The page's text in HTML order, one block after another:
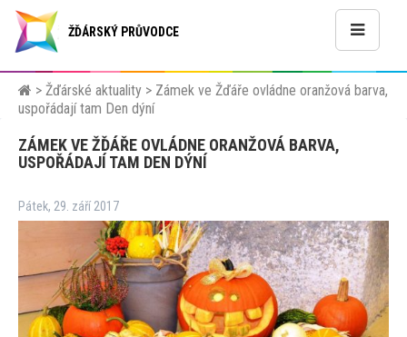
ŽĎÁRSKÝ PRŮVODCE
> Žďárské aktuality > Zámek ve Žďáře ovládne oranžová barva,
uspořádají tam Den dýní
ZÁMEK VE ŽĎÁŘE OVLÁDNE ORANŽOVÁ BARVA,
USPOŘÁDAJÍ TAM DEN DÝNÍ
Pátek, 29. září 2017